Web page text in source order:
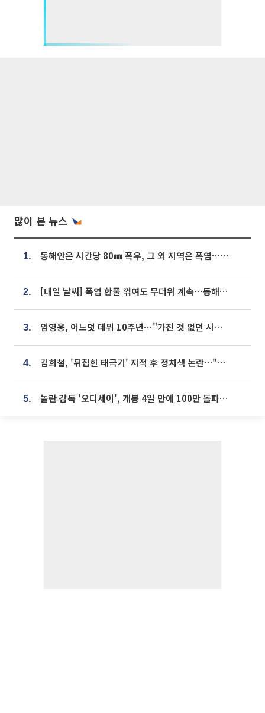
많이 본 뉴스
1. 동해안은 시간당 80㎜ 폭우, 그 외 지역은 폭염…‘극과 극 날씨’
2. [내일 날씨] 폭염 한풀 꺾여도 무더위 계속⋯동해안 이틀 연속 비
3. 임영웅, 어느덧 데뷔 10주년⋯"가진 것 없던 시절, 내 앞엔 20명의 팬뿐"
4. 김희철, '뒤집힌 태극기' 지적 후 정치색 논란…"좌우 떠나 우리나라 국기"
5. 놀란 감독 '오디세이', 개봉 4일 만에 100만 돌파⋯'왕사남' 보다 빠르다